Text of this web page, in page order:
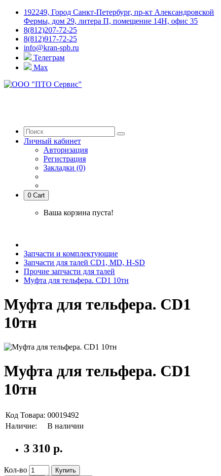
192249, Город Санкт-Петербург, пр-кт Александровской
Фермы, дом 29, литера П, помещение 14Н, офис 35
8(812)207-72-25
8(812)917-72-25
info@kran-spb.ru
Телеграм
Max
Личный кабинет
Авторизация
Регистрация
Закладки (0)
0 Cart
Ваша корзина пуста!
Запчасти и комплектующие
Запчасти для талей CD1, MD, H-SD
Прочие запчасти для талей
Муфта для тельфера. CD1 10тн
Муфта для тельфера. CD1
10тн
Муфта для тельфера. CD1
10тн
Код Товара: 00019492
Наличие:
В наличии
3 310 р.
Кол-во
Купить